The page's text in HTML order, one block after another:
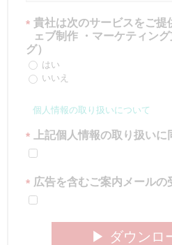
* 貴社は次のサービスをご提
ェブ制作 ・マーケティン
グ）
はい
いいえ
個人情報の取り扱いについて
* 上記個人情報の取り扱いに
* 広告を含むご案内メールの
▶︎ ダウンロ